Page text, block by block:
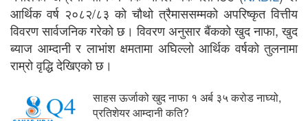
आर्थिक वर्ष २०८२/८३ को चौथो त्रैमाससम्मको अपरिष्कृत वित्तीय
विवरण सार्वजनिक गरेको छ। विवरण अनुसार बैंकको खुद नाफा, खुद
ब्याज आम्दानी र लाभांश क्षमतामा अघिल्लो आर्थिक वर्षको तुलनामा
राम्रो वृद्धि देखिएको छ।
साहस ऊर्जाको खुद नाफा १ अर्ब ३५ करोड नाघ्यो,
प्रतिशेयर आम्दानी कति?